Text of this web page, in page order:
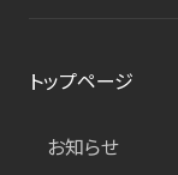
トップページ
お知らせ